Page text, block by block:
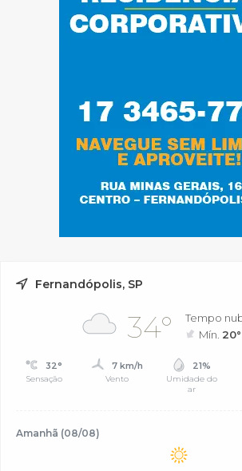
Fernandópolis, SP
34°
Tempo
Mín. 20°
32°
Sensação
7 km/h
Vento
21%
Umidade do
ar
Amanhã (08/08)